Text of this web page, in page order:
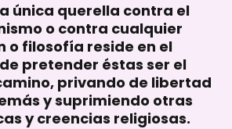
única querella contra el
o contra cualquier
o filosofía reside en el
pretender éstas ser el
privando de libertad
y suprimiendo otras
y creencias religiosas.